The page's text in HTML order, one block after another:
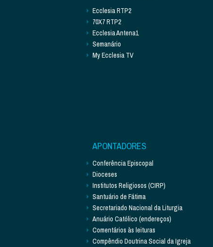
Ecclesia RTP2
70X7 RTP2
Ecclesia Antena1
Semanário
My Ecclesia TV
APONTADORES
Conferência Episcopal
Dioceses
Institutos Religiosos (CIRP)
Santuário de Fátima
Secretariado Nacional da Liturgia
Anuário Católico (endereços)
Comentários às leituras
Compêndio Doutrina Social da Igreja